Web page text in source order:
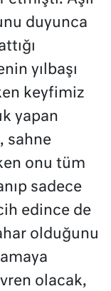
duyunca
yılbaşı
keyfimiz
yapan
sahne
onu tüm
sadece
edince de
olduğunu
olacak,